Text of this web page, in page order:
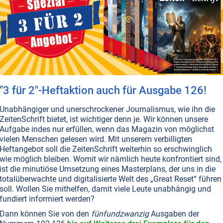
ONLINE VERFÜGBAR AUSGABE BESTELLEN
NR. 106, S.22 AMERIKA GLOBALISIERUNG
ALTERNATIVE 3 • MARS • MOND
WIRTSCHAFT
im Würgegriff von Amazon
wollte Jeff Bezos seine Firma „Relentless“ nennen:
Nimmt man Amazon unter die Lupe, zeigt sich, dass
Mann der Welt dieser Firmenphilosophie unerbittlich
Sie hier, wie ein harmlos wirkender
zum Kraken mutiert ist, der Arbeiter, Staaten
den ganzen Planeten zu erdrücken droht – und seine
bereits ins Weltall ausstreckt.Weiterlesen...
• MOND UFOS UNIVERSUM FREIE ENERGIE • TESLA RAUM & ZEIT
in ein fernes System
"3 für 2"-Heftaktion auch für Ausgabe 126!
Unabhängiger und unerschrockener Journalismus, wie ihn die
ZeitenSchrift bietet, ist wichtiger denn je. Wir können unsere
Aufgabe indes nur erfüllen, wenn das Magazin von möglichst
vielen Menschen gelesen wird. Mit unserem verbilligten
Heftangebot soll die ZeitenSchrift weiterhin so erschwinglich
wie möglich bleiben. Womit wir nämlich heute konfrontiert sind,
ist die minutiöse Umsetzung eines Masterplans, der uns in die
totalüberwachte und digitalisierte Welt des „Great Reset“ führen
soll. Wollen Sie mithelfen, damit viele Leute unabhängig und
fundiert informiert werden?
Dann können Sie von den fünfundzwanzigAusgaben der